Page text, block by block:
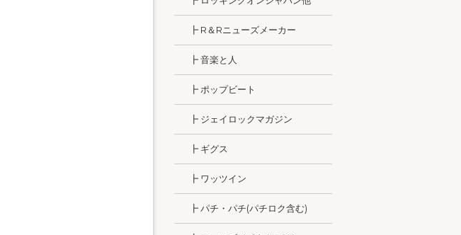
┣ R＆Rニューズメーカー
┣ 音楽と人
┣ ポップビート
┣ ジェイロックマガジン
┣ ギグス
┣ ワッツイン
┣ パチ・パチ(パチロク含む)